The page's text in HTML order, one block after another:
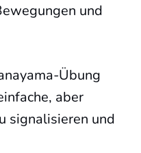
und
Übung
aber
signalisieren und